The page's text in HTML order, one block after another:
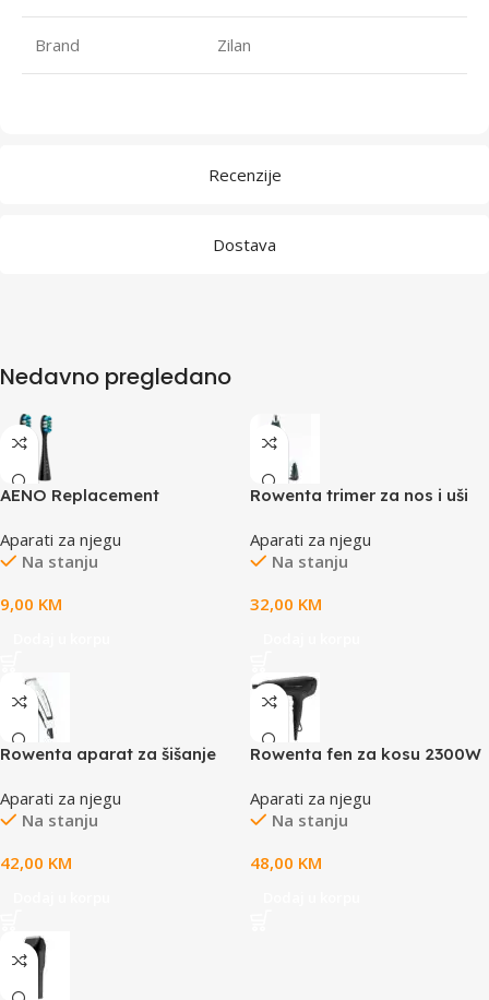
Recenzije
Dostava
Brand Zilan
Nedavno pregledano
AENO Replacement
Dupont bristles, 2pcs in set
(for ADB0002S/ADB0001S)
Aparati za njegu
Na stanju
9,00 KM
Rowenta trimer za nos i uši
Aparati za njegu
Na stanju
32,00 KM
Rowenta aparat za šišanje
Aparati za njegu
Na stanju
42,00 KM
Rowenta fen za kosu 2300W
Aparati za njegu
Na stanju
48,00 KM